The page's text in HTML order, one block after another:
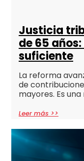
Justicia
de 65
suficiente
La reforma
de
mayores. Es
Leer más >>